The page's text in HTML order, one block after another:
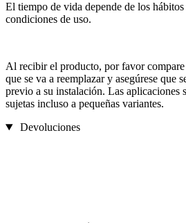
El tiempo de vida depende de los
condiciones de uso.
Al recibir el producto, por favor
que se va a reemplazar y asegúrese que
previo a su instalación. Las aplicaciones
sujetas incluso a pequeñas variantes.
Devoluciones